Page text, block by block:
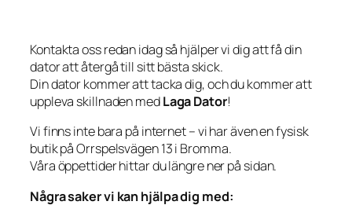
Kontakta oss redan idag så hjälper vi dig att få din
dator att återgå till sitt bästa skick.
Din dator kommer att tacka dig, och du kommer att
uppleva skillnaden medLaga Dator!
Vi finns inte bara på internet – vi har även en fysisk
butik på Orrspelsvägen 13 i Bromma.
Våra öppettider hittar du längre ner på sidan.
Några saker vi kan hjälpa dig med: